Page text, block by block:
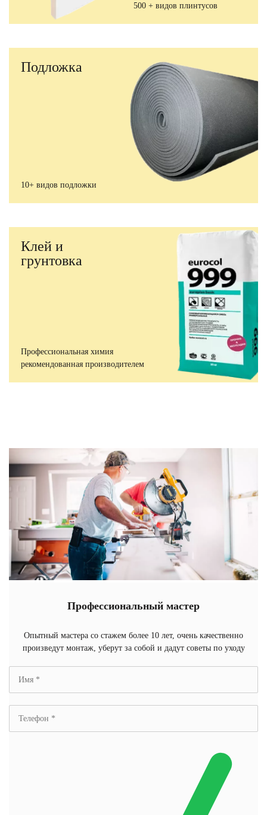
500 + видов плинтусов
Подложка
10+ видов подложки
Клей и
грунтовка
Профессиональная химия
рекомендованная производителем
Профессиональный мастер
Опытный мастера со стажем более 10 лет, очень качественно
произведут монтаж, уберут за собой и дадут советы по уходу